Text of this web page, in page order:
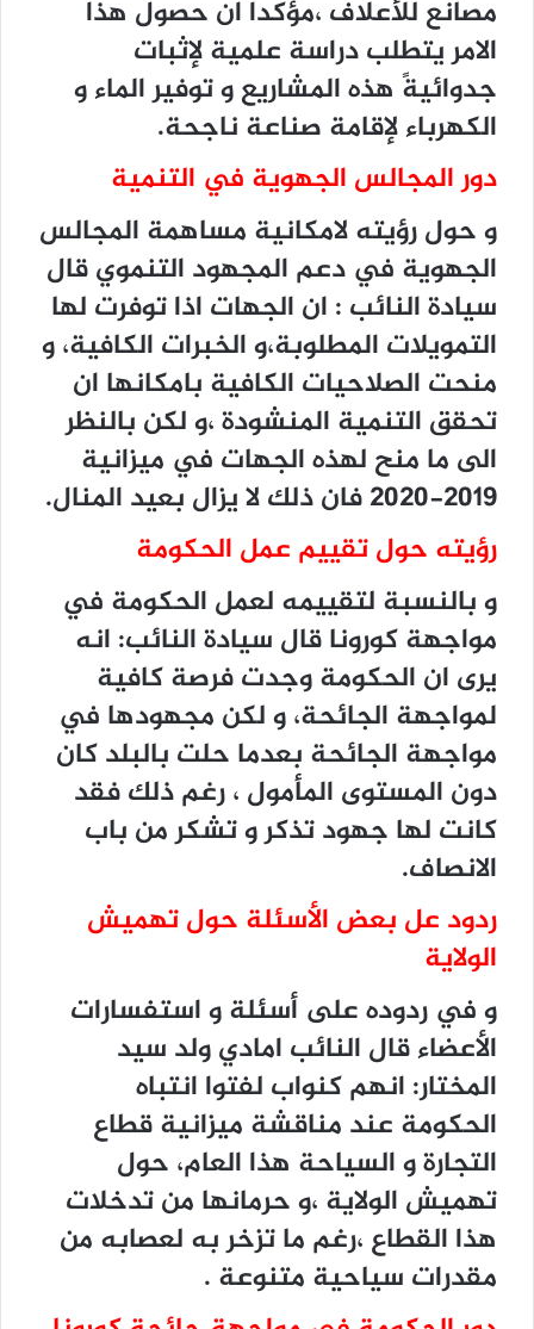
مصانع للأعلاف ،مؤكدا ان حصول هذا
الامر يتطلب دراسة علمية لإثبات
جدوائيةً هذه المشاريع و توفير الماء و
الكهرباء لإقامة صناعة ناجحة.
دور المجالس الجهوية في التنمية
و حول رؤيته لامكانية مساهمة المجالس
الجهوية في دعم المجهود التنموي قال
سيادة النائب : ان الجهات اذا توفرت لها
التمويلات المطلوبة،و الخبرات الكافية، و
منحت الصلاحيات الكافية بامكانها ان
تحقق التنمية المنشودة ،و لكن بالنظر
الى ما منح لهذه الجهات في ميزانية
2019-2020 فان ذلك لا يزال بعيد المنال.
رؤيته حول تقييم عمل الحكومة
و بالنسبة لتقييمه لعمل الحكومة في
مواجهة كورونا قال سيادة النائب: انه
يرى ان الحكومة وجدت فرصة كافية
لمواجهة الجائحة، و لكن مجهودها في
مواجهة الجائحة بعدما حلت بالبلد كان
دون المستوى المأمول ، رغم ذلك فقد
كانت لها جهود تذكر و تشكر من باب
الانصاف.
ردود عل بعض الأسئلة حول تهميش
الولاية
و في ردوده على أسئلة و استفسارات
الأعضاء قال النائب امادي ولد سيد
المختار: انهم كنواب لفتوا انتباه
الحكومة عند مناقشة ميزانية قطاع
التجارة و السياحة هذا العام، حول
تهميش الولاية ،و حرمانها من تدخلات
هذا القطاع ،رغم ما تزخر به لعصابه من
مقدرات سياحية متنوعة .